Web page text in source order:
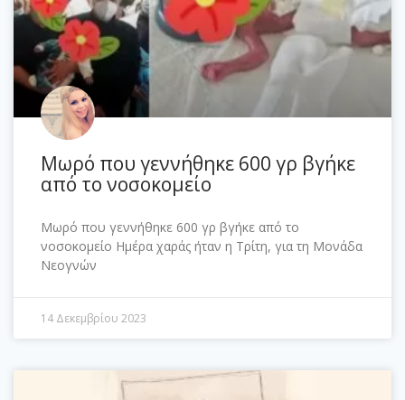
Μωρό που γεννήθηκε 600 γρ βγήκε
από το νοσοκομείο
Μωρό που γεννήθηκε 600 γρ βγήκε από το
νοσοκομείο Ημέρα χαράς ήταν η Τρίτη, για τη Μονάδα
Νεογνών
14 Δεκεμβρίου 2023